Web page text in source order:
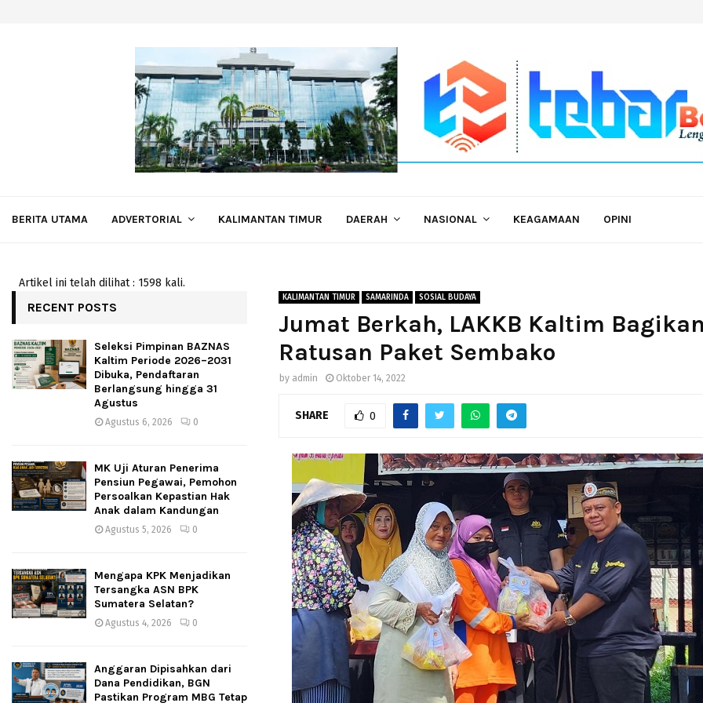
BERITA UTAMA ADVERTORIAL KALIMANTAN TIMUR DAERAH NASIONAL KEAGAMAAN OPINI
Artikel ini telah dilihat : 1598 kali.
KALIMANTAN TIMUR SAMARINDA SOSIAL BUDAYA
Jumat Berkah, LAKKB Kaltim Bagikan
Ratusan Paket Sembako
by admin Oktober 14, 2022
SHARE 0
RECENT POSTS
Seleksi Pimpinan BAZNAS
Kaltim Periode 2026–2031
Dibuka, Pendaftaran
Berlangsung hingga 31
Agustus
Agustus 6, 2026 0
MK Uji Aturan Penerima
Pensiun Pegawai, Pemohon
Persoalkan Kepastian Hak
Anak dalam Kandungan
Agustus 5, 2026 0
Mengapa KPK Menjadikan
Tersangka ASN BPK
Sumatera Selatan?
Agustus 4, 2026 0
Anggaran Dipisahkan dari
Dana Pendidikan, BGN
Pastikan Program MBG Tetap